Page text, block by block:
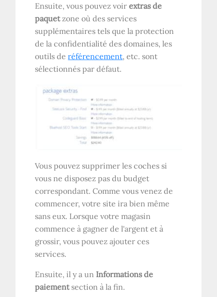
Ensuite, vous pouvez voirextras de
paquetzone où des services
supplémentaires tels que la protection
de la confidentialité des domaines, les
outils deréférencement, etc. sont
sélectionnés par défaut.
Vous pouvez supprimer les coches si
vous ne disposez pas du budget
correspondant. Comme vous venez de
commencer, votre site ira bien même
sans eux. Lorsque votre magasin
commence à gagner de l'argent et à
grossir, vous pouvez ajouter ces
services.
Ensuite, il y a un Informations de
paiementsection à la fin.